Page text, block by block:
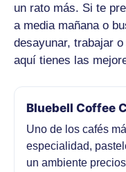
un rato más. Si te
a media mañana o
desayunar, trabajar
aquí tienes las
Bluebell Coffee
Uno de los cafés
especialidad,
un ambiente